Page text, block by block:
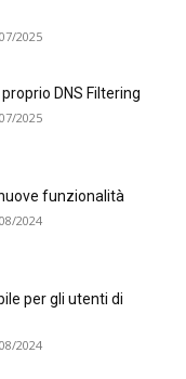
2025
DNS Filtering
2025
funzionalità
2024
per gli utenti di
2024